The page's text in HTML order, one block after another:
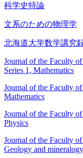
科学史特論
文系のための物理学
北海道大学数学講究
Journal of the Faculty
Series 1, Mathematics
Journal of the Faculty
Mathematics
Journal of the Faculty
Physics
Journal of the Faculty
Geology and mineralogy